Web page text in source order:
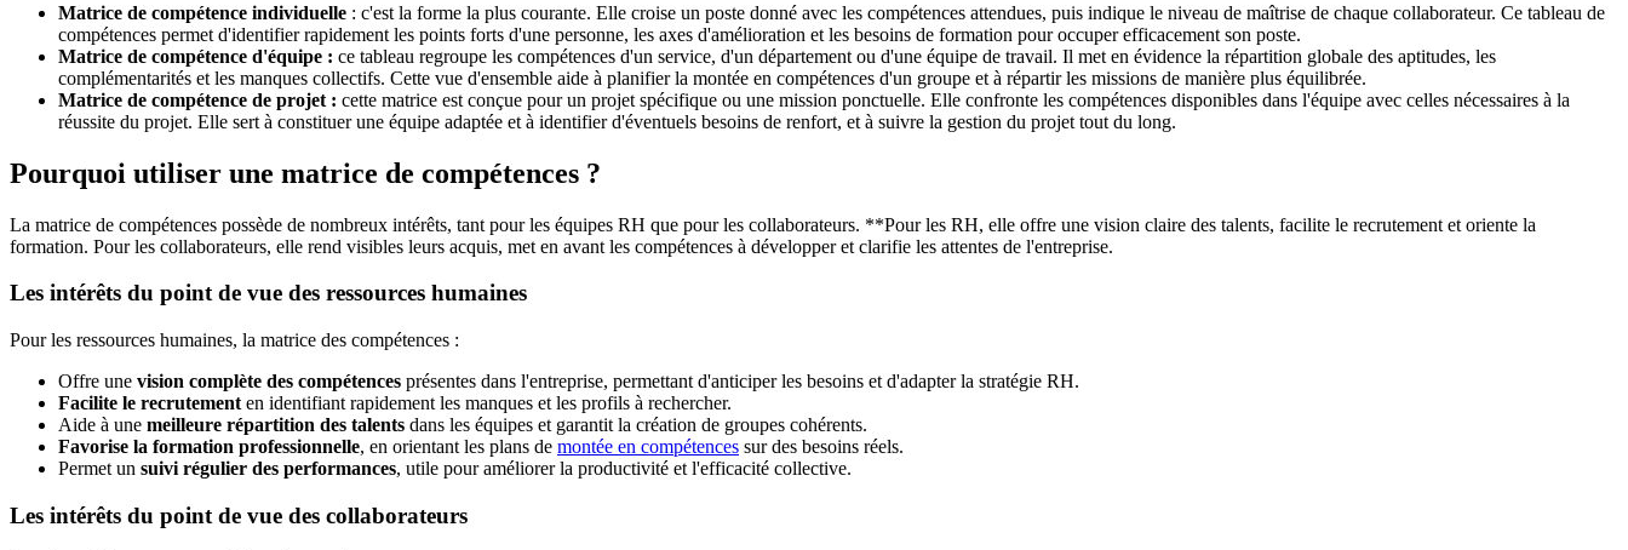
Matrice de compétence individuelle : c'est la forme la plus courante. Elle croise un poste donné avec les compétences attendues, puis indique le niveau de maîtrise de chaque collaborateur. Ce tableau de
compétences permet d'identifier rapidement les points forts d'une personne, les axes d'amélioration et les besoins de formation pour occuper efficacement son poste.
Matrice de compétence d'équipe : ce tableau regroupe les compétences d'un service, d'un département ou d'une équipe de travail. Il met en évidence la répartition globale des aptitudes, les
complémentarités et les manques collectifs. Cette vue d'ensemble aide à planifier la montée en compétences d'un groupe et à répartir les missions de manière plus équilibrée.
Matrice de compétence de projet : cette matrice est conçue pour un projet spécifique ou une mission ponctuelle. Elle confronte les compétences disponibles dans l'équipe avec celles nécessaires à la
réussite du projet. Elle sert à constituer une équipe adaptée et à identifier d'éventuels besoins de renfort, et à suivre la gestion du projet tout du long.
Pourquoi utiliser une matrice de compétences ?
La matrice de compétences possède de nombreux intérêts, tant pour les équipes RH que pour les collaborateurs. **Pour les RH, elle offre une vision claire des talents, facilite le recrutement et oriente la
formation. Pour les collaborateurs, elle rend visibles leurs acquis, met en avant les compétences à développer et clarifie les attentes de l'entreprise.
Les intérêts du point de vue des ressources humaines
Pour les ressources humaines, la matrice des compétences :
Offre une vision complète des compétences présentes dans l'entreprise, permettant d'anticiper les besoins et d'adapter la stratégie RH.
Facilite le recrutement en identifiant rapidement les manques et les profils à rechercher.
Aide à une meilleure répartition des talents dans les équipes et garantit la création de groupes cohérents.
Favorise la formation professionnelle, en orientant les plans de montée en compétences sur des besoins réels.
Permet un suivi régulier des performances, utile pour améliorer la productivité et l'efficacité collective.
Les intérêts du point de vue des collaborateurs